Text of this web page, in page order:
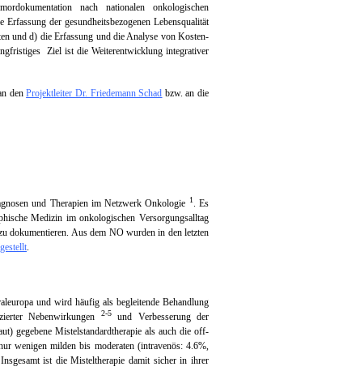
nach nationalen onkologischen
der gesundheitsbezogenen Lebensqualität
und d) die Erfassung und die Analyse von Kosten-
Ziel ist die Weiterentwicklung integrativer
denProjektleiter Dr. Friedemann Schad bzw. an die
und Therapien im Netzwerk Onkologie 1. Es
Medizin im onkologischen Versorgungsalltag
dokumentieren. Aus dem NO wurden in den letzten
.
und wird häufig als begleitende Behandlung
Nebenwirkungen
2-5und Verbesserung der
gegebene Mistelstandardtherapie als auch die off-
wenigen milden bis moderaten (intravenös: 4.6%,
ist die Misteltherapie damit sicher in ihrer